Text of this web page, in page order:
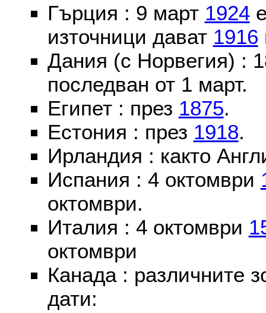
Гърция : 9 март 1924е
източници дават 1916
Дания (с Норвегия) :
последван от 1 март.
Египет : през 1875.
Естония : през 1918.
Ирландия : както
Испания : 4 октомври
октомври.
Италия : 4 октомври
октомври
Канада : различните
дати: